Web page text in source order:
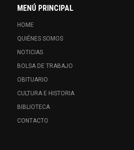
MENÚ PRINCIPAL
HOME
QUIÉNES SOMOS
NOTICIAS
BOLSA DE TRABAJO
OBITUARIO
CULTURA E HISTORIA
BIBLIOTECA
CONTACTO